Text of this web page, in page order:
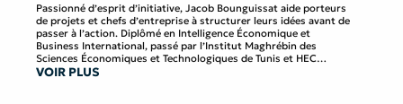
Passionné d’esprit d’initiative, Jacob Bounguissat aide porteurs
de projets et chefs d’entreprise à structurer leurs idées avant de
passer à l’action. Diplômé en Intelligence Économique et
Business International, passé par l’Institut Maghrébin des
Sciences Économiques et Technologiques de Tunis et HEC
Abidjan, il est depuis sept ans Directeur Associé en charge du
VOIR PLUS